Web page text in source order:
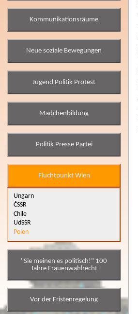
Kommunikationsräume
Neue soziale Bewegungen
Jugend Politik Protest
Mädchenbildung
Politik Presse Partei
Fluchtpunkt Wien
Ungarn
ČSSR
Chile
UdSSR
Polen
"Sie meinen es politisch!" 100
Jahre Frauenwahlrecht
Vor der Fristenregelung